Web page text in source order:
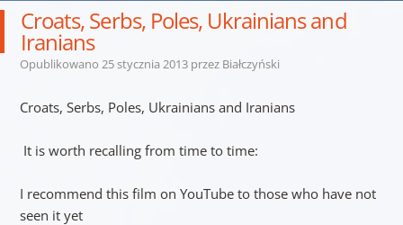
Croats, Serbs, Poles, Ukrainians and
Iranians
Opublikowano 25 stycznia 2013przez Białczyński
Croats, Serbs, Poles, Ukrainians and Iranians
It is worth recalling from time to time:
I recommend this film on YouTube to those who have not
seen it yet